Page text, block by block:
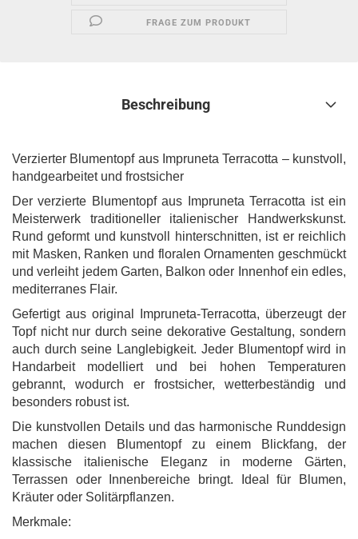
FRAGE ZUM PRODUKT
Beschreibung
Verzierter Blumentopf aus Impruneta Terracotta – kunstvoll,
handgearbeitet und frostsicher
Der verzierte Blumentopf aus Impruneta Terracotta ist ein
Meisterwerk traditioneller italienischer Handwerkskunst.
Rund geformt und kunstvoll hinterschnitten, ist er reichlich
mit Masken, Ranken und floralen Ornamenten geschmückt
und verleiht jedem Garten, Balkon oder Innenhof ein edles,
mediterranes Flair.
Gefertigt aus original Impruneta-Terracotta, überzeugt der
Topf nicht nur durch seine dekorative Gestaltung, sondern
auch durch seine Langlebigkeit. Jeder Blumentopf wird in
Handarbeit modelliert und bei hohen Temperaturen
gebrannt, wodurch er frostsicher, wetterbeständig und
besonders robust ist.
Die kunstvollen Details und das harmonische Runddesign
machen diesen Blumentopf zu einem Blickfang, der
klassische italienische Eleganz in moderne Gärten,
Terrassen oder Innenbereiche bringt. Ideal für Blumen,
Kräuter oder Solitärpflanzen.
Merkmale: